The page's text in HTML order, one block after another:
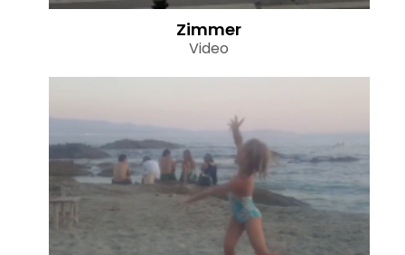
Zimmer
Video